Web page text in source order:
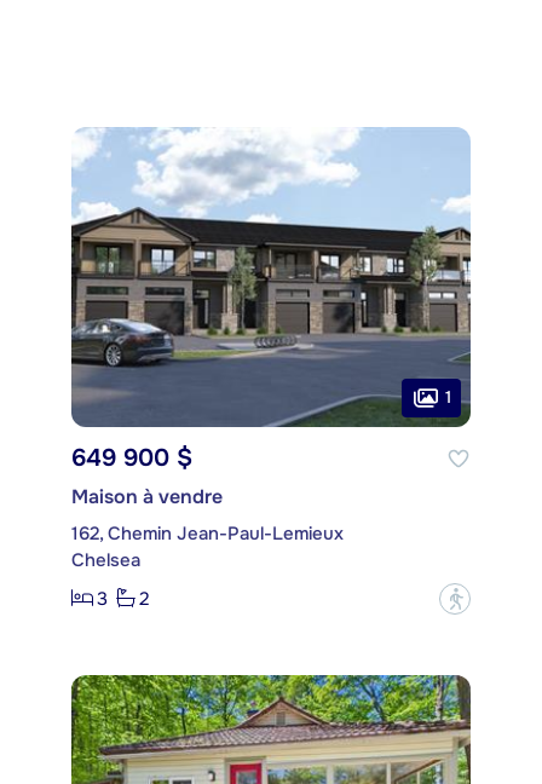
1
649 900 $
Maison à vendre
162, Chemin Jean-Paul-Lemieux
Chelsea
3
2 ?